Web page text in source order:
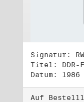
Signatur:
Datum:
Auf